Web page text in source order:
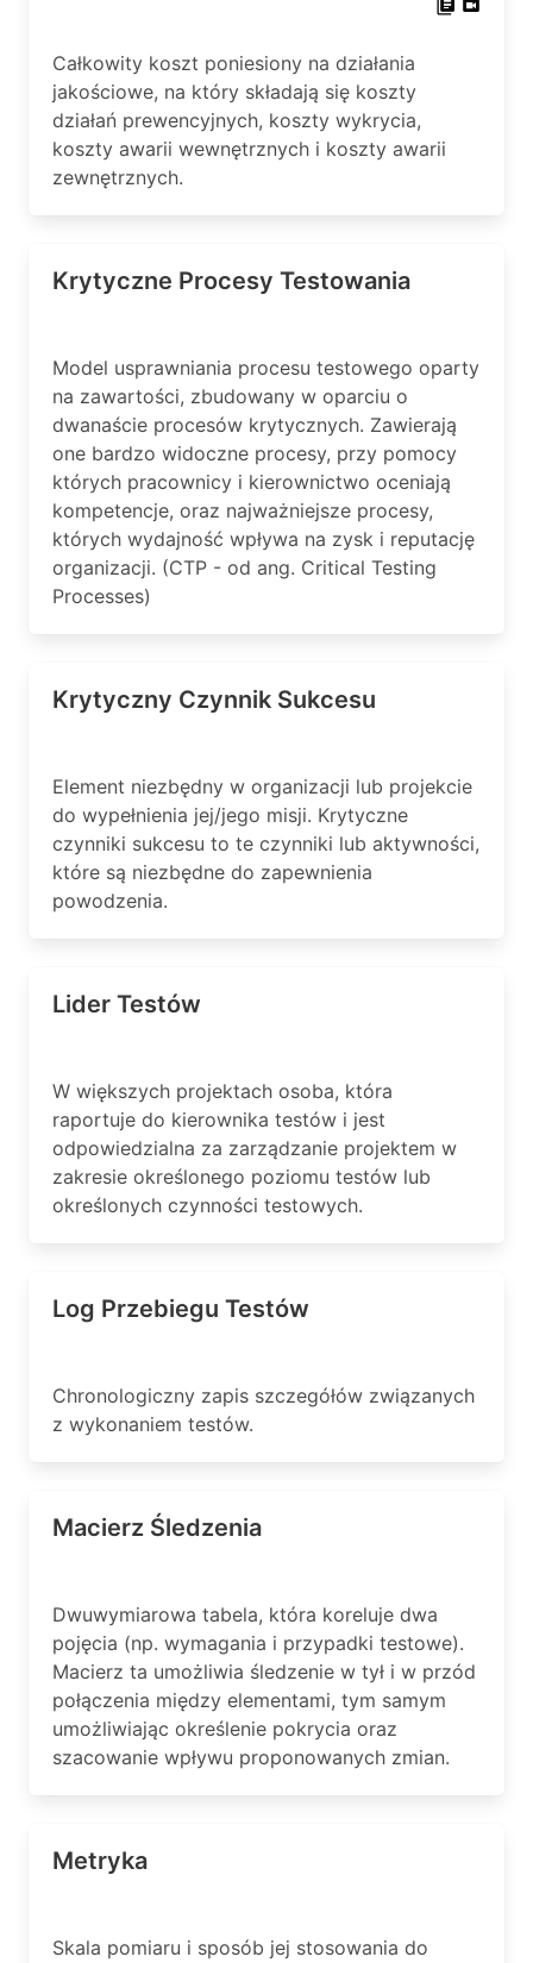
Całkowity koszt poniesiony na działania
jakościowe, na który składają się koszty
działań prewencyjnych, koszty wykrycia,
koszty awarii wewnętrznych i koszty awarii
zewnętrznych.
Krytyczne Procesy Testowania
Model usprawniania procesu testowego oparty
na zawartości, zbudowany w oparciu o
dwanaście procesów krytycznych. Zawierają
one bardzo widoczne procesy, przy pomocy
których pracownicy i kierownictwo oceniają
kompetencje, oraz najważniejsze procesy,
których wydajność wpływa na zysk i reputację
organizacji. (CTP - od ang. Critical Testing
Processes)
Krytyczny Czynnik Sukcesu
Element niezbędny w organizacji lub projekcie
do wypełnienia jej/jego misji. Krytyczne
czynniki sukcesu to te czynniki lub aktywności,
które są niezbędne do zapewnienia
powodzenia.
Lider Testów
W większych projektach osoba, która
raportuje do kierownika testów i jest
odpowiedzialna za zarządzanie projektem w
zakresie określonego poziomu testów lub
określonych czynności testowych.
Log Przebiegu Testów
Chronologiczny zapis szczegółów związanych
z wykonaniem testów.
Macierz Śledzenia
Dwuwymiarowa tabela, która koreluje dwa
pojęcia (np. wymagania i przypadki testowe).
Macierz ta umożliwia śledzenie w tył i w przód
połączenia między elementami, tym samym
umożliwiając określenie pokrycia oraz
szacowanie wpływu proponowanych zmian.
Metryka
Skala pomiaru i sposób jej stosowania do